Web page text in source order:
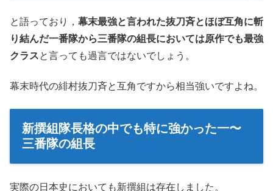
と語っており， 幕末最強と言われた抜刀斉とほぼ互角に斬
り結んだ一番隊から三番隊の組長においては原作でも最強
クラスと言っても過言ではないでしょう。
幕末時代の緋村抜刀斉と互角ですから相当強いですよね。
新撰組隊長格の中でも特に強かった一〜
三番隊の組長
実際の日本史においても新撰組は存在しました。